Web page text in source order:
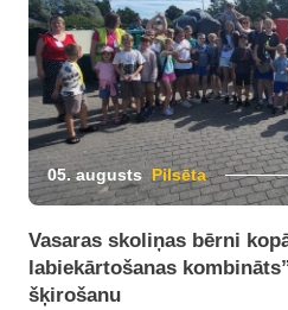
05. augusts Pilsēta
Vasaras skoliņas bērni
labiekārtošanas
šķirošanu